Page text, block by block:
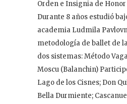
Orden e Insignia de Honor
Durante 8 años estudió
academia Ludmila
metodología de ballet de
dos sistemas: Método
Moscu (Balanchin)
Lago de los Cisnes; Don
Bella Durmiente;